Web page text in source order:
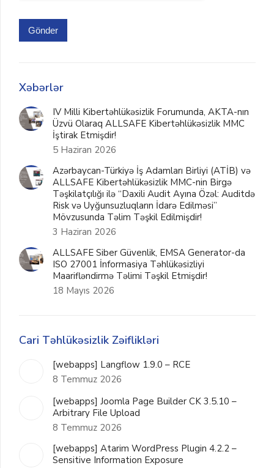
Gönder
Xəbərlər
IV Milli Kibertəhlükəsizlik Forumunda, AKTA-nın
Üzvü Olaraq ALLSAFE Kibertəhlükəsizlik MMC
İştirak Etmişdir!
5 Haziran 2026
Azərbaycan-Türkiyə İş Adamları Birliyi (ATİB) və
ALLSAFE Kibertəhlükəsizlik MMC-nin Birgə
Təşkilatçılığı ilə “Daxili Audit Ayına Özəl: Auditdə
Risk və Uyğunsuzluqların İdarə Edilməsi”
Mövzusunda Təlim Təşkil Edilmişdir!
3 Haziran 2026
ALLSAFE Siber Güvenlik, EMSA Generator-da
ISO 27001 İnformasiya Təhlükəsizliyi
Maarifləndirmə Təlimi Təşkil Etmişdir!
18 Mayıs 2026
Cari Təhlükəsizlik Zəiflikləri
[webapps] Langflow 1.9.0 – RCE
8 Temmuz 2026
[webapps] Joomla Page Builder CK 3.5.10 –
Arbitrary File Upload
8 Temmuz 2026
[webapps] Atarim WordPress Plugin 4.2.2 –
Sensitive Information Exposure